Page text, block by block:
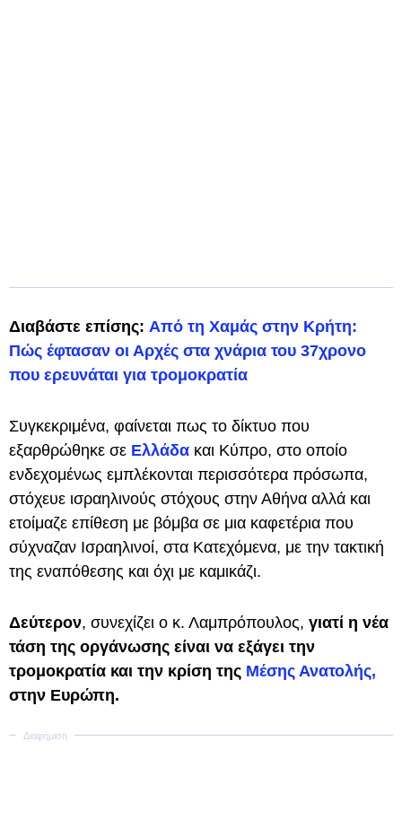
Διαβάστε επίσης: Από τη Χαμάς στην Κρήτη:
Πώς έφτασαν οι Αρχές στα χνάρια του 37χρονο
που ερευνάται για τρομοκρατία
Συγκεκριμένα, φαίνεται πως το δίκτυο που
εξαρθρώθηκε σε Ελλάδα και Κύπρο, στο οποίο
ενδεχομένως εμπλέκονται περισσότερα πρόσωπα,
στόχευε ισραηλινούς στόχους στην Αθήνα αλλά και
ετοίμαζε επίθεση με βόμβα σε μια καφετέρια που
σύχναζαν Ισραηλινοί, στα Κατεχόμενα, με την τακτική
της εναπόθεσης και όχι με καμικάζι.
Δεύτερον, συνεχίζει ο κ. Λαμπρόπουλος, γιατί η νέα
τάση της οργάνωσης είναι να εξάγει την
τρομοκρατία και την κρίση της Μέσης Ανατολής,
στην Ευρώπη.